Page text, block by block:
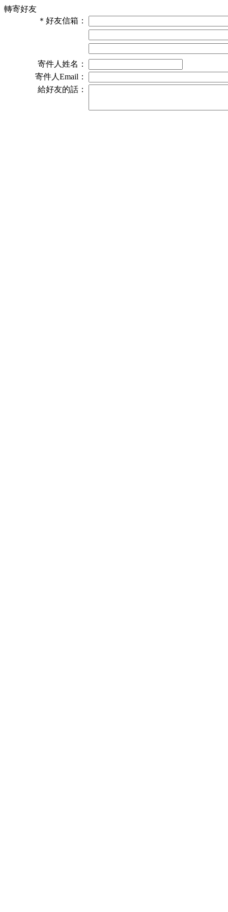
轉寄好友
＊ 好友信箱：
寄件人姓名：
寄件人Email：
給好友的話：